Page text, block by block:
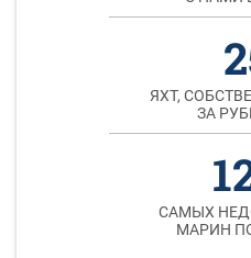
ЯХТ,
ЗА
САМЫХ
МАРИН